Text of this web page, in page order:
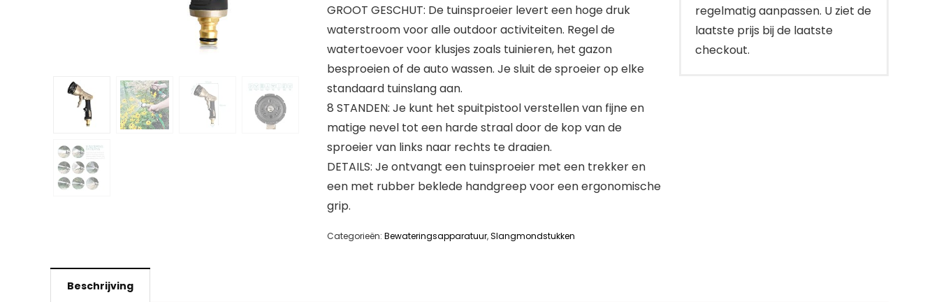
GROOT GESCHUT: De tuinsproeier levert een hoge druk
waterstroom voor alle outdoor activiteiten. Regel de
watertoevoer voor klusjes zoals tuinieren, het gazon
besproeien of de auto wassen. Je sluit de sproeier op elke
standaard tuinslang aan.
8 STANDEN: Je kunt het spuitpistool verstellen van fijne en
matige nevel tot een harde straal door de kop van de
sproeier van links naar rechts te draaien.
DETAILS: Je ontvangt een tuinsproeier met een trekker en
een met rubber beklede handgreep voor een ergonomische
grip.
Categorieën: Bewateringsapparatuur,Slangmondstukken
regelmatig aanpassen. U ziet de
laatste prijs bij de laatste
checkout.
Beschrijving